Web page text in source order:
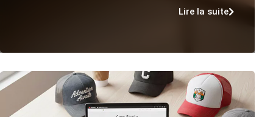
Lire la suite